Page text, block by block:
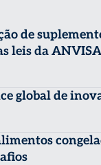
de
leis da
global de